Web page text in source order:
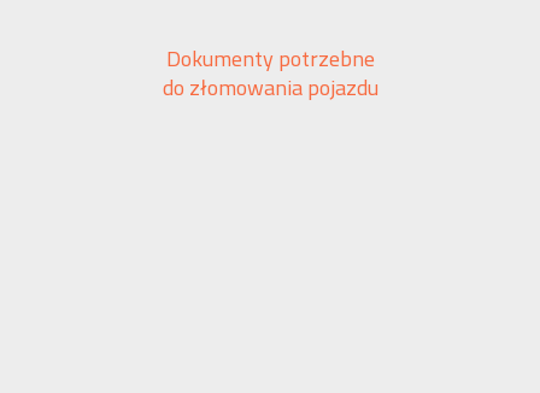
Dokumenty potrzebne
do złomowania pojazdu